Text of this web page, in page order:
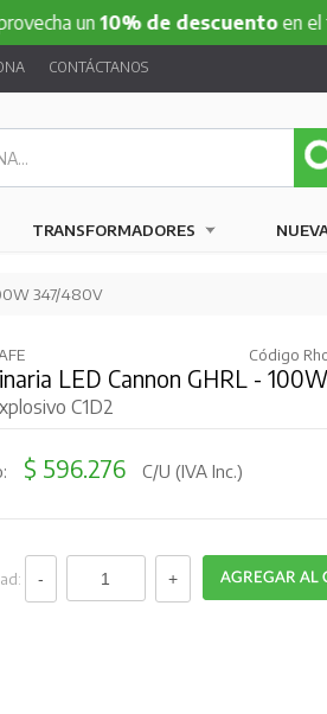
un10% de descuentoen el total de
CONTÁCTANOS
TRANSFORMADORES
347/480V
Código
LED Cannon GHRL -
C1D2
$ 596.276 C/U (IVA Inc.)